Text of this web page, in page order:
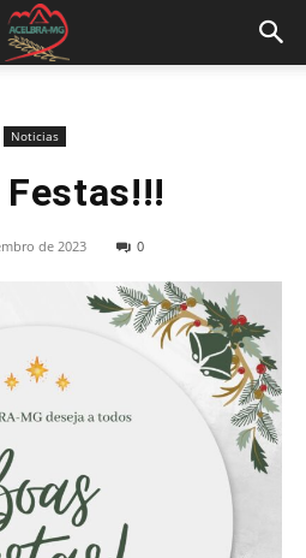
Noticias
Festas!!!
de 2023 0